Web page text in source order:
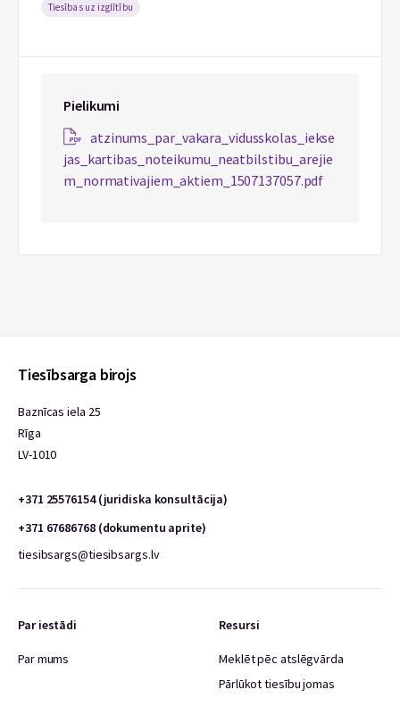
Tiesības uz izglītību
Pielikumi
atzinums_par_vakara_vidusskolas_iekse
jas_kartibas_noteikumu_neatbilstibu_arejie
m_normativajiem_aktiem_1507137057.pdf
Tiesībsarga birojs
Baznīcas iela 25
Rīga
LV-1010
+371 25576154 (juridiska konsultācija)
+371 67686768 (dokumentu aprite)
tiesibsargs@tiesibsargs.lv
Par iestādi
Par mums
Resursi
Meklēt pēc atslēgvārda
Pārlūkot tiesību jomas